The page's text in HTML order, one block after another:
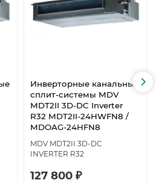
Инверторные канальные
сплит-системы MDV
MDT2II 3D-DC Inverter
R32 MDT2II-24HWFN8 /
MDOAG-24HFN8
MDV MDT2II 3D-DC
INVERTER R32
127 800 ₽